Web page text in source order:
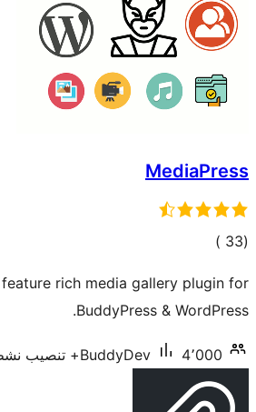
MediaPress
(33
إجمالي)
rich media gallery plugin for
BuddyPress & WordPress.
BuddyDev 4٬000+ تنصيب نشط